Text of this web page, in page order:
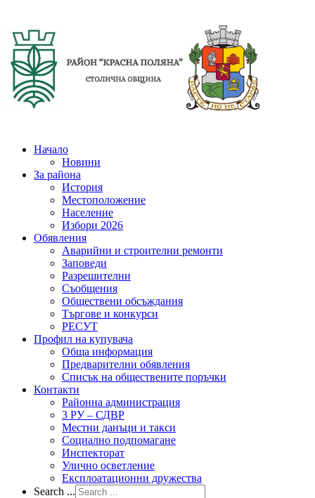
Начало
Новини
За района
История
Местоположение
Население
Избори 2026
Обявления
Аварийни и строителни ремонти
Заповеди
Разрешителни
Съобщения
Обществени обсъждания
Търгове и конкурси
РЕСУТ
Профил на купувача
Обща информация
Предварителни обявления
Списък на обществените поръчки
Контакти
Районна администрация
3 РУ – СДВР
Местни данъци и такси
Социално подпомагане
Инспекторат
Улично осветление
Експлоатационни дружества
Search ...